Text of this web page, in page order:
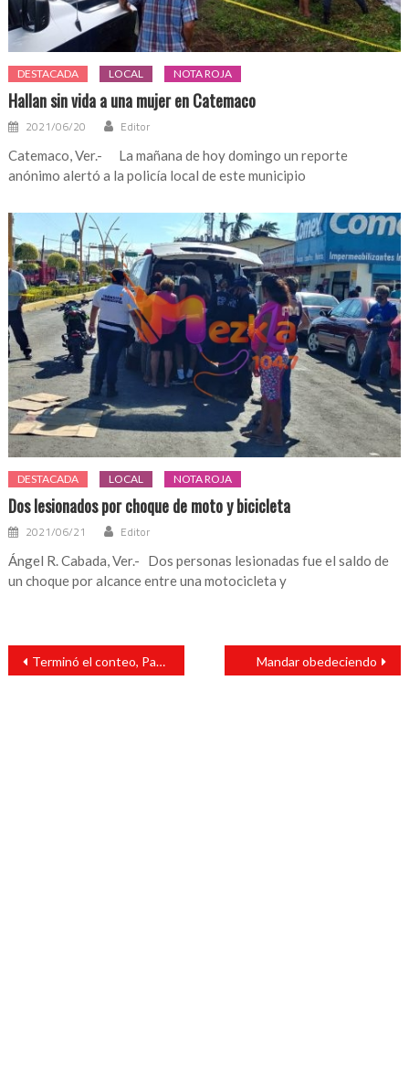
DESTACADA LOCAL NOTA ROJA
Hallan sin vida a una mujer en Catemaco
2021/06/20 Editor
Catemaco, Ver.- La mañana de hoy domingo un reporte
anónimo alertó a la policía local de este municipio
DESTACADA LOCAL NOTA ROJA
Dos lesionados por choque de moto y bicicleta
2021/06/21 Editor
Ángel R. Cabada, Ver.- Dos personas lesionadas fue el saldo de
un choque por alcance entre una motocicleta y
Navegación
entradas
Terminó el conteo, Paty Lobeira es electa presidenta de Veracruz Mandar obedeciendo